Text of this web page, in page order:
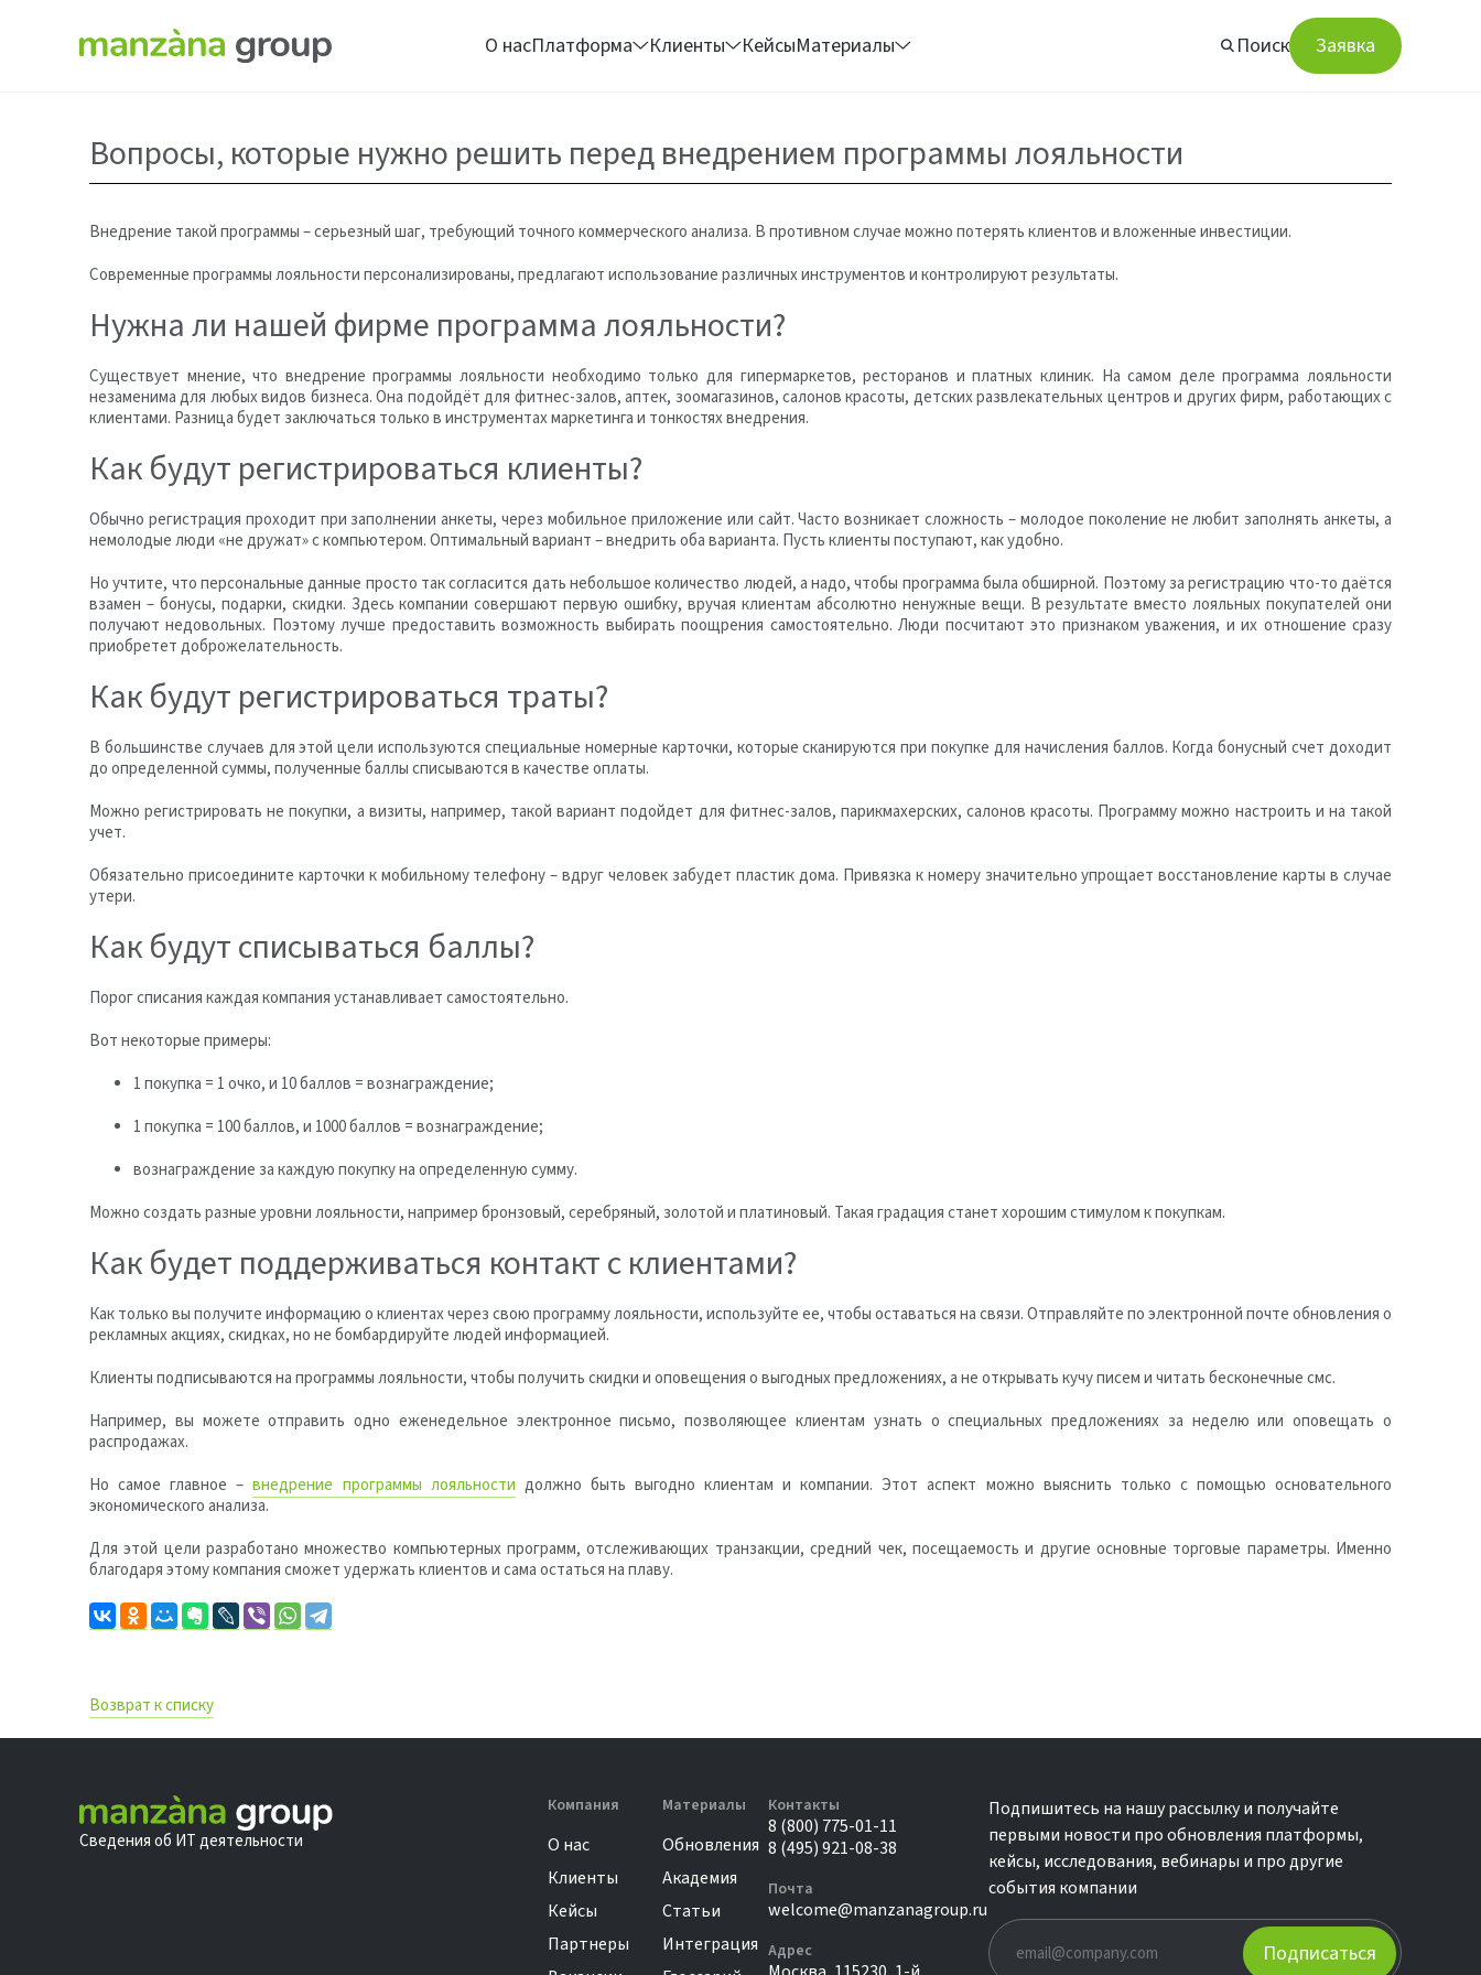
О насПлатформа Клиенты КейсыМатериалы Поиск Заявка
Вопросы, которые нужно решить перед внедрением программы лояльности
Внедрение такой программы – серьезный шаг, требующий точного коммерческого анализа. В противном случае можно потерять клиентов и вложенные инвестиции.
Современные программы лояльности персонализированы, предлагают использование различных инструментов и контролируют результаты.
Нужна ли нашей фирме программа лояльности?
Существует мнение, что внедрение программы лояльности необходимо только для гипермаркетов, ресторанов и платных клиник. На самом деле программа лояльности
незаменима для любых видов бизнеса. Она подойдёт для фитнес-залов, аптек, зоомагазинов, салонов красоты, детских развлекательных центров и других фирм, работающих с
клиентами. Разница будет заключаться только в инструментах маркетинга и тонкостях внедрения.
Как будут регистрироваться клиенты?
Обычно регистрация проходит при заполнении анкеты, через мобильное приложение или сайт. Часто возникает сложность – молодое поколение не любит заполнять анкеты, а
немолодые люди «не дружат» с компьютером. Оптимальный вариант – внедрить оба варианта. Пусть клиенты поступают, как удобно.
Но учтите, что персональные данные просто так согласится дать небольшое количество людей, а надо, чтобы программа была обширной. Поэтому за регистрацию что-то даётся
взамен – бонусы, подарки, скидки. Здесь компании совершают первую ошибку, вручая клиентам абсолютно ненужные вещи. В результате вместо лояльных покупателей они
получают недовольных. Поэтому лучше предоставить возможность выбирать поощрения самостоятельно. Люди посчитают это признаком уважения, и их отношение сразу
приобретет доброжелательность.
Как будут регистрироваться траты?
В большинстве случаев для этой цели используются специальные номерные карточки, которые сканируются при покупке для начисления баллов. Когда бонусный счет доходит
до определенной суммы, полученные баллы списываются в качестве оплаты.
Можно регистрировать не покупки, а визиты, например, такой вариант подойдет для фитнес-залов, парикмахерских, салонов красоты. Программу можно настроить и на такой
учет.
Обязательно присоедините карточки к мобильному телефону – вдруг человек забудет пластик дома. Привязка к номеру значительно упрощает восстановление карты в случае
утери.
Как будут списываться баллы?
Порог списания каждая компания устанавливает самостоятельно.
Вот некоторые примеры:
1 покупка = 1 очко, и 10 баллов = вознаграждение;
1 покупка = 100 баллов, и 1000 баллов = вознаграждение;
вознаграждение за каждую покупку на определенную сумму.
Можно создать разные уровни лояльности, например бронзовый, серебряный, золотой и платиновый. Такая градация станет хорошим стимулом к покупкам.
Как будет поддерживаться контакт с клиентами?
Как только вы получите информацию о клиентах через свою программу лояльности, используйте ее, чтобы оставаться на связи. Отправляйте по электронной почте обновления о
рекламных акциях, скидках, но не бомбардируйте людей информацией.
Клиенты подписываются на программы лояльности, чтобы получить скидки и оповещения о выгодных предложениях, а не открывать кучу писем и читать бесконечные смс.
Например, вы можете отправить одно еженедельное электронное письмо, позволяющее клиентам узнать о специальных предложениях за неделю или оповещать о
распродажах.
Но самое главное –внедрение программы лояльности должно быть выгодно клиентам и компании. Этот аспект можно выяснить только с помощью основательного
экономического анализа.
Для этой цели разработано множество компьютерных программ, отслеживающих транзакции, средний чек, посещаемость и другие основные торговые параметры. Именно
благодаря этому компания сможет удержать клиентов и сама остаться на плаву.
Возврат к списку
Сведения об ИТ деятельности
Компания
О нас
Клиенты
Кейсы
Партнеры
Материалы
Обновления
Академия
Статьи
Интеграция
Контакты
8 (800) 775-01-11
8 (495) 921-08-38
Почта
welcome@manzanagroup.ru
Адрес
Подпишитесь на нашу рассылку и получайте
первыми новости про обновления платформы,
кейсы, исследования, вебинары и про другие
события компании
Подписаться